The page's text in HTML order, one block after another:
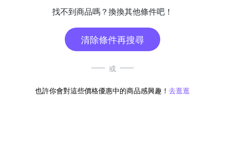
找不到商品嗎？換換其他條件吧！
清除條件再搜尋
或
也許你會對這些價格優惠中的商品感興趣！ 去逛逛